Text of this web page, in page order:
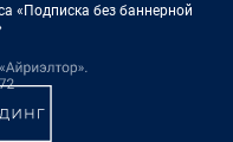
«Подписка без баннерной